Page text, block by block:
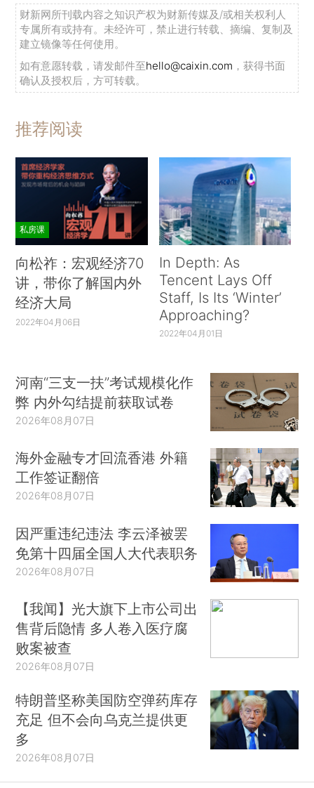
财新网所刊载内容之知识产权为财新传媒及/或相关权利人
专属所有或持有。未经许可，禁止进行转载、摘编、复制及
建立镜像等任何使用。
如有意愿转载，请发邮件至hello@caixin.com ，获得书面
确认及授权后，方可转载。
推荐阅读
私房课
向松祚：宏观经济70
讲，带你了解国内外
经济大局
2022年04月06日
In Depth: As
Tencent Lays Off
Staff, Is Its ‘Winter’
Approaching?
2022年04月01日
河南“三支一扶”考试规模化作
弊 内外勾结提前获取试卷
2026年08月07日
海外金融专才回流香港 外籍
工作签证翻倍
2026年08月07日
因严重违纪违法 李云泽被罢
免第十四届全国人大代表职务
2026年08月07日
【我闻】光大旗下上市公司出
售背后隐情 多人卷入医疗腐
败案被查
2026年08月07日
特朗普坚称美国防空弹药库存
充足 但不会向乌克兰提供更
多
2026年08月07日